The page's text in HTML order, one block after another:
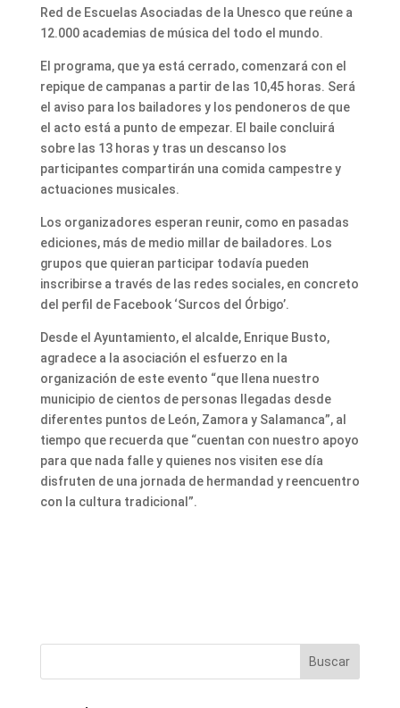
Red de Escuelas Asociadas de la Unesco que reúne a
12.000 academias de música del todo el mundo.
El programa, que ya está cerrado, comenzará con el
repique de campanas a partir de las 10,45 horas. Será
el aviso para los bailadores y los pendoneros de que
el acto está a punto de empezar. El baile concluirá
sobre las 13 horas y tras un descanso los
participantes compartirán una comida campestre y
actuaciones musicales.
Los organizadores esperan reunir, como en pasadas
ediciones, más de medio millar de bailadores. Los
grupos que quieran participar todavía pueden
inscribirse a través de las redes sociales, en concreto
del perfil de Facebook ‘Surcos del Órbigo’.
Desde el Ayuntamiento, el alcalde, Enrique Busto,
agradece a la asociación el esfuerzo en la
organización de este evento “que llena nuestro
municipio de cientos de personas llegadas desde
diferentes puntos de León, Zamora y Salamanca”, al
tiempo que recuerda que “cuentan con nuestro apoyo
para que nada falle y quienes nos visiten ese día
disfruten de una jornada de hermandad y reencuentro
con la cultura tradicional”.